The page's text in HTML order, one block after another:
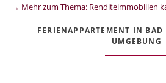
→ Mehr zum Thema: Renditeimmobilien
FERIENAPPARTEMENT IN BAD
UMGEBUNG